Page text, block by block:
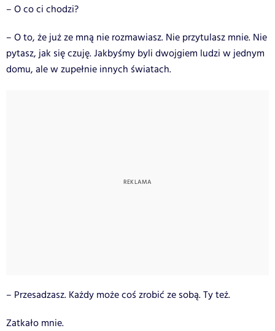
– O co ci chodzi?
– O to, że już ze mną nie rozmawiasz. Nie przytulasz mnie. Nie
pytasz, jak się czuję. Jakbyśmy byli dwojgiem ludzi w jednym
domu, ale w zupełnie innych światach.
– Przesadzasz. Każdy może coś zrobić ze sobą. Ty też.
Zatkało mnie.